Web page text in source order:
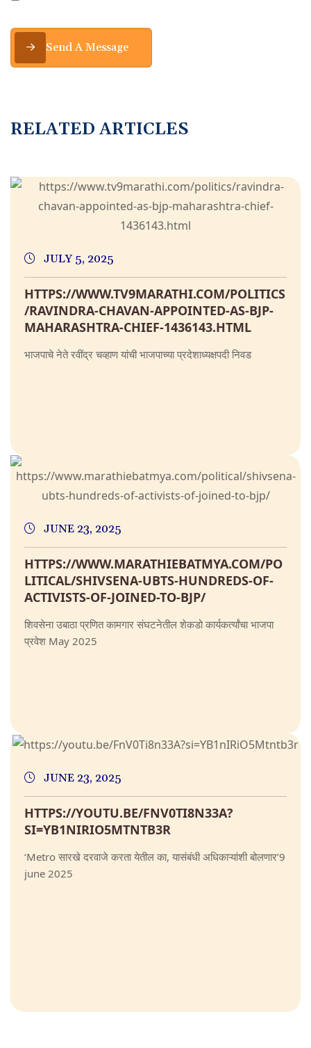
Send A Message
RELATED ARTICLES
JULY 5, 2025
HTTPS://WWW.TV9MARATHI.COM/POLITICS
/RAVINDRA-CHAVAN-APPOINTED-AS-BJP-
MAHARASHTRA-CHIEF-1436143.HTML
भाजपाचे नेते रवींद्र चव्हाण यांची भाजपाच्या प्रदेशाध्यक्षपदी निवड
JUNE 23, 2025
HTTPS://WWW.MARATHIEBATMYA.COM/PO
LITICAL/SHIVSENA-UBTS-HUNDREDS-OF-
ACTIVISTS-OF-JOINED-TO-BJP/
शिवसेना उबाठा प्रणित कामगार संघटनेतील शेकडो कार्यकर्त्यांचा भाजपा
प्रवेश May 2025
JUNE 23, 2025
HTTPS://YOUTU.BE/FNV0TI8N33A?
SI=YB1NIRIO5MTNTB3R
‘Metro सारखे दरवाजे करता येतील का, यासंबंधी अधिकाऱ्यांशी बोलणार’9
june 2025